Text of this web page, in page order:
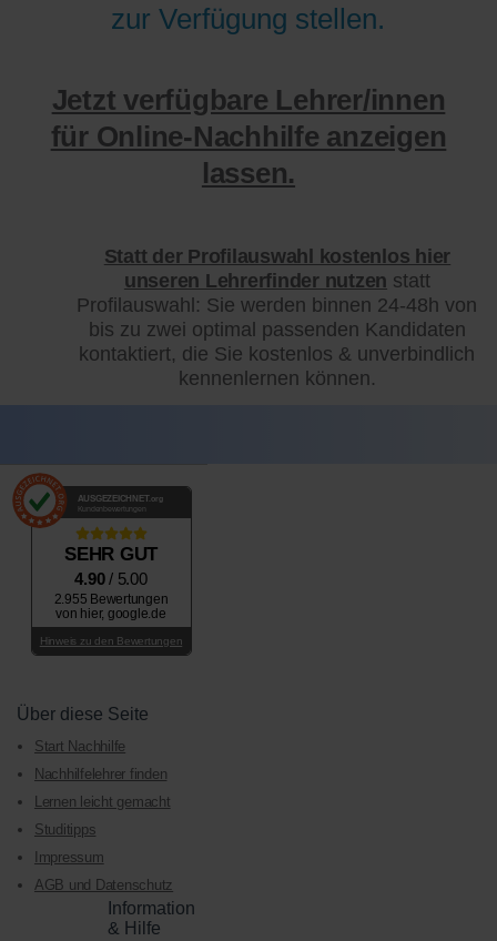
zur Verfügung stellen.
Jetzt verfügbare Lehrer/innen
für Online-Nachhilfe anzeigen
lassen.
Statt der Profilauswahl kostenlos hier
unseren Lehrerfinder nutzen statt
Profilauswahl: Sie werden binnen 24-48h von
bis zu zwei optimal passenden Kandidaten
kontaktiert, die Sie kostenlos & unverbindlich
kennenlernen können.
AUSGEZEICHNET .org
Kundenbewertungen
SEHR GUT
4.90/ 5.00
2.955 Bewertungen
von hier, google.de
Hinweis zu den Bewertungen
Über diese Seite
Start Nachhilfe
Nachhilfelehrer finden
Lernen leicht gemacht
Studitipps
Impressum
AGB und Datenschutz
Information
& Hilfe